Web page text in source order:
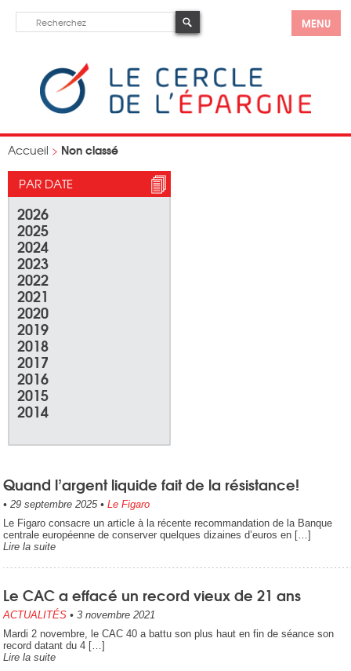
MENU
Accueil > Non classé
PAR DATE
2026
2025
2024
2023
2022
2021
2020
2019
2018
2017
2016
2015
2014
Quand l’argent liquide fait de la résistance!
• 29 septembre 2025• Le Figaro
Le Figaro consacre un article à la récente recommandation de la Banque
centrale européenne de conserver quelques dizaines d’euros en […]
Lire la suite
Le CAC a effacé un record vieux de 21 ans
ACTUALITÉS • 3 novembre 2021
Mardi 2 novembre, le CAC 40 a battu son plus haut en fin de séance son
record datant du 4 […]
Lire la suite